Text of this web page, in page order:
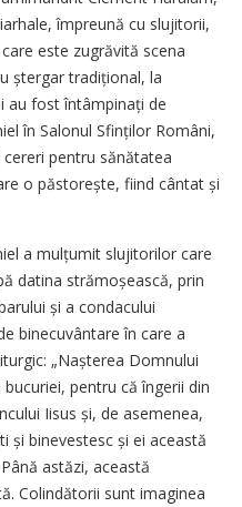
împreună cu slujitorii,
este zugrăvită scena
ștergar tradițional, la
au fost întâmpinați de
în Salonul Sfinților Români,
pentru sănătatea
o păstorește, fiind cântat și
a mulțumit slujitorilor care
datina strămoșească, prin
și a condacului
binecuvântare în care a
„Nașterea Domnului
pentru că îngerii din
Iisus și, de asemenea,
și binevestesc și ei această
astăzi, această
Colindătorii sunt imaginea